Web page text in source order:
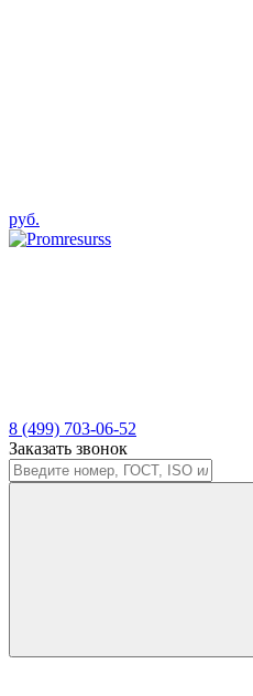
руб.
8 (499) 703-06-52
Заказать звонок